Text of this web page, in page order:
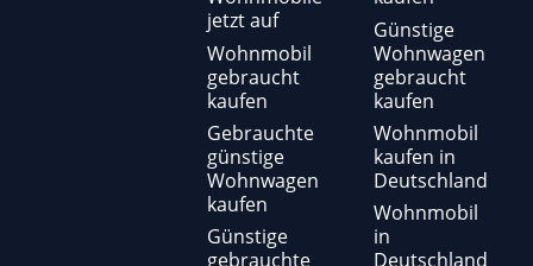
jetzt auf
Wohnmobil
gebraucht
kaufen
Gebrauchte
günstige
Wohnwagen
kaufen
Günstige
gebrauchte
Günstige
Wohnwagen
gebraucht
kaufen
Wohnmobil
kaufen in
Deutschland
Wohnmobil
in
Deutschland